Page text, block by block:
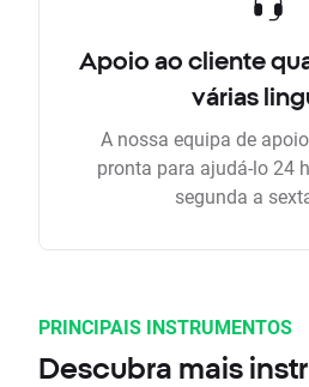
Apoio ao cliente
várias
A nossa equipa de
pronta para ajudá-lo 24
segunda a
PRINCIPAIS INSTRUMENTOS
Descubra mais